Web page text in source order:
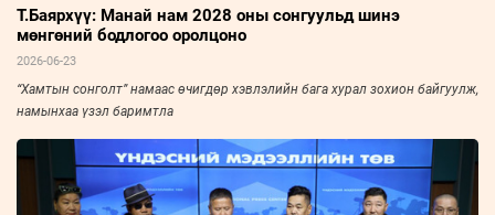
Т.Баярхүү: Манай нам 2028 оны сонгуульд шинэ
мөнгөний бодлогоо оролцоно
2026-06-23
“Хамтын сонголт” намаас өчигдөр хэвлэлийн бага хурал зохион байгуулж,
намынхаа үзэл баримтла